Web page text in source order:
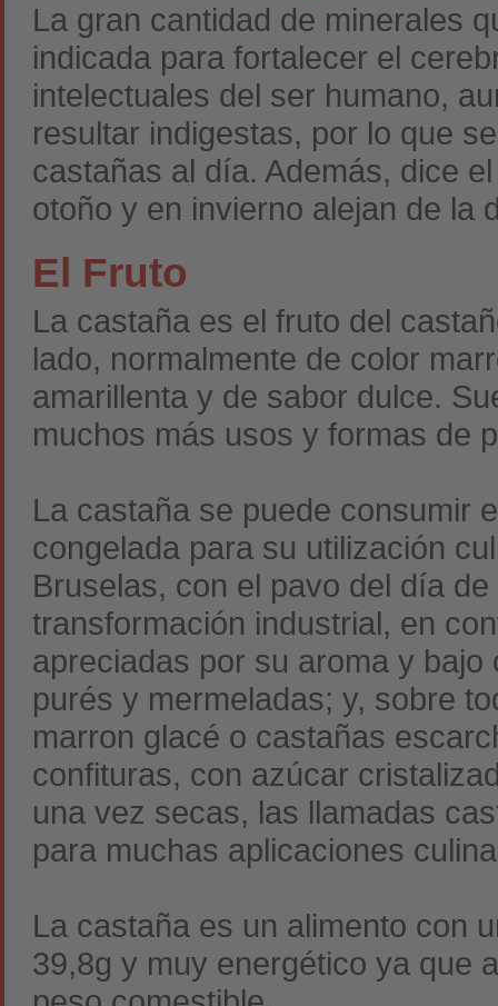
La gran cantidad de minerales
indicada para fortalecer el
intelectuales del ser humano,
resultar indigestas, por lo que
castañas al día. Además, dice
otoño y en invierno alejan de la
El Fruto
La castaña es el fruto del
lado, normalmente de color
amarillenta y de sabor dulce.
muchos más usos y formas de
La castaña se puede consumir
congelada para su utilización
Bruselas, con el pavo del día
transformación industrial, en
apreciadas por su aroma y
purés y mermeladas; y, sobre
marron glacé o castañas
confituras, con azúcar
una vez secas, las llamadas
para muchas aplicaciones
La castaña es un alimento con
39,8g y muy energético ya que